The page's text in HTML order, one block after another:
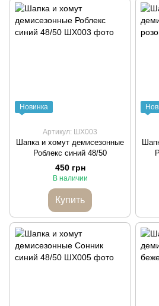
Новинка
Артикул: ШХ003
Шапка и хомут демисезонные
Роблекс синий 48/50
450 грн
В наличии
Купить